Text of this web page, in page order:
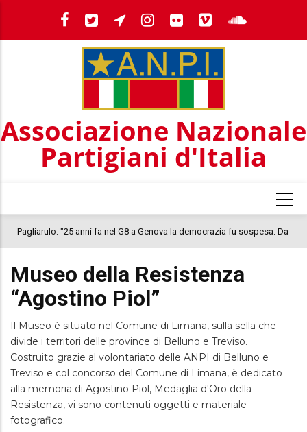
contenuto
Associazione Nazionale
Partigiani d'Italia
Pagliarulo: "25 anni fa nel G8 a Genova la democrazia fu sospesa. Da
colloca la morte di Abderrahim Fakir"
Museo della Resistenza
“Agostino Piol”
Il Museo è situato nel Comune di Limana, sulla sella che
divide i territori delle province di Belluno e Treviso.
Costruito grazie al volontariato delle ANPI di Belluno e
Treviso e col concorso del Comune di Limana, è dedicato
alla memoria di Agostino Piol, Medaglia d'Oro della
Resistenza, vi sono contenuti oggetti e materiale
fotografico.